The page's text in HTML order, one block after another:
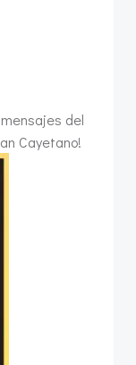
del
Cayetano!